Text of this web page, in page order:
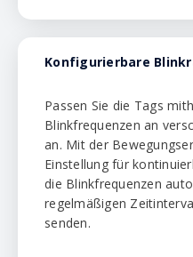
Konfigurierbare
Passen Sie die Tags
Blinkfrequenzen an
an. Mit der
Einstellung für
die Blinkfrequenzen
regelmäßigen
senden.